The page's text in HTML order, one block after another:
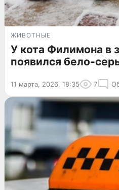
ЖИВОТНЫЕ
У кота Филимона в
появился бело-
11 марта, 2026, 18:35 7